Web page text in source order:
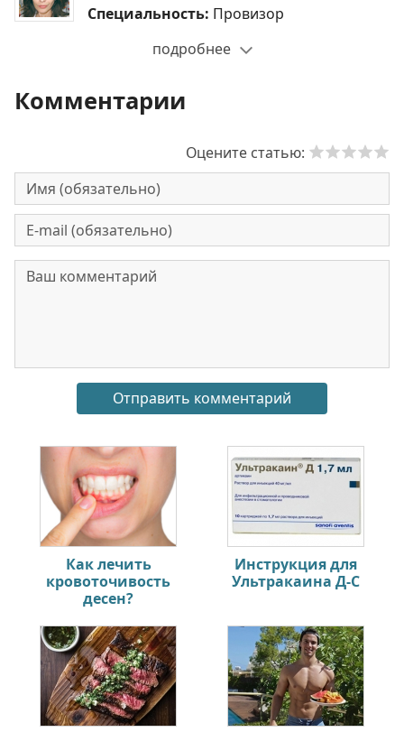
Специальность: Провизор
подробнее
Комментарии
Оцените статью:
Как лечить
кровоточивость
десен?
Инструкция для
Ультракаина Д-С